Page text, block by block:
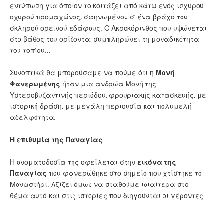
εντύπωση για όποιον το κοιτάζει από κάτω ενός ισχυρού
οχυρού προμαχώνος, σφηνωμένου σ’ ένα βράχο του
σκληρού ορεινού εδάφους. Ο Ακροκόρινθος που υψώνεται
στο βάθος του ορίζοντα, συμπληρώνει τη μοναδικότητα
του τοπίου...
Συνοπτικά θα μπορούσαμε να πούμε ότι η Μονή
Φανερωμένης ήταν μια ανδρώα Μονή της
Υστεροβυζαντινής περιόδου, φρουριακής κατασκευής, με
ιστορική δράση, με μεγάλη περιουσία και πολυμελή
αδελφότητα.
Η επιθυμία της Παναγίας
Η ονοματοδοσία της οφείλεται στην εικόνα της
Παναγίας που φανερώθηκε στο σημείο που χτίστηκε το
Μοναστήρι. Αξίζει όμως να σταθούμε ιδιαίτερα στο
θέμα αυτό και στις ιστορίες που διηγούνται οι γέροντες